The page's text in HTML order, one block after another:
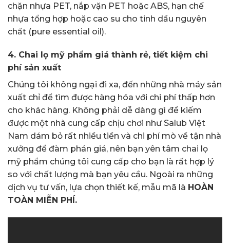
chặn nhựa PET, nắp vặn PET hoặc ABS, hạn chế
nhựa tổng hợp hoặc cao su cho tinh dầu nguyên
chất (pure essential oil).
4. Chai lọ mỹ phẩm giá thành rẻ, tiết kiệm chi
phí sản xuất
Chúng tôi không ngại đi xa, đến những nhà máy sản
xuất chỉ để tìm được hàng hóa với chi phí thấp hơn
cho khác hàng. Không phải dễ dàng gì để kiếm
được một nhà cung cấp chịu chơi như Salub Việt
Nam dám bỏ rất nhiều tiền và chi phí mò về tận nhà
xưởng để đàm phán giá, nên bạn yên tâm chai lọ
mỹ phẩm chúng tôi cung cấp cho bạn là rất hợp lý
so với chất lượng mà bạn yêu cầu. Ngoài ra những
dịch vụ tư vấn, lựa chọn thiết kế, mẫu mã là HOÀN
TOÀN MIỄN PHÍ.